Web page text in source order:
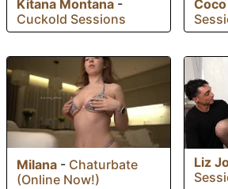
Kitana Montana -
Cuckold Sessions
Milana - Chaturbate
(Online Now!)
Liz